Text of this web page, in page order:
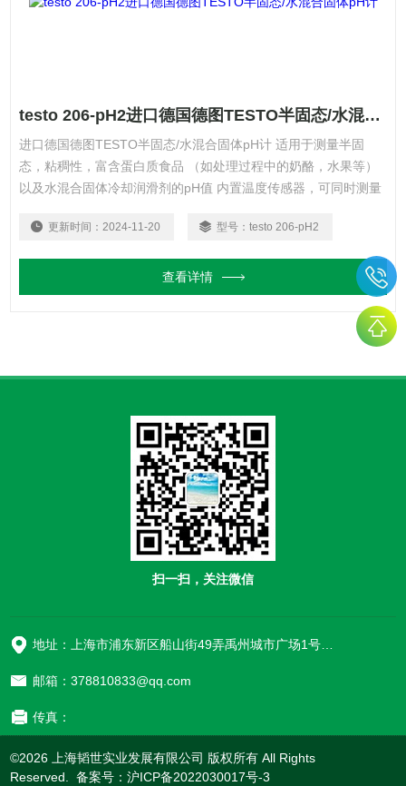
testo 206-pH2进口德国德图TESTO半固态/水混合固体pH计
进口德国德图TESTO半固态/水混合固体pH计 适用于测量半固
态，粘稠性，富含蛋白质食品 （如处理过程中的奶酪，水果等）
以及水混合固体冷却润滑剂的pH值 内置温度传感器，可同时测量
更新时间： 2024-11-20 型号： testo 206-pH2
查看详情
扫一扫，关注微信
地址：上海市浦东新区船山街49弄禹州城市广场1号楼906
邮箱：378810833@qq.com
传真：
©2026 上海韬世实业发展有限公司 版权所有 All Rights
Reserved. 备案号：沪ICP备2022030017号-3